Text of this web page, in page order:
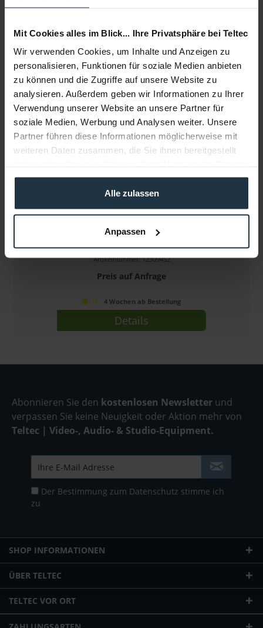
Mit Cookies alles im Blick... Ihre Privatsphäre bei Teltec
Wir verwenden Cookies, um Inhalte und Anzeigen zu
personalisieren, Funktionen für soziale Medien anbieten
zu können und die Zugriffe auf unsere Website zu
analysieren. Außerdem geben wir Informationen zu Ihrer
Verwendung unserer Website an unsere Partner für
soziale Medien, Werbung und Analysen weiter. Unsere
Partner führen diese Informationen möglicherweise mit
weiteren Daten zusammen, die Sie ihnen bereitgestellt
gesammelt haben.
Alle zulassen
Anpassen
Medien
Folgende Infos zum Hersteller sind verfübar......mehr
Weitere Artikel von Cinema Devices ansehen
Cinema Devices Ergorig Classic & Undersling Pro...
Tragesystem für Schulterkameras &...
Artikelnummer: 12309452
Preis auf Anfrage
4 Wochen ab Bestellung
Details
Abonnieren Sie den kostenlosen Newsletter und
verpassen Sie keine Neuigkeit oder Aktion mehr von
Teltec | Video-, Audio- & Studio-Equipment.
Der Bestimmung zum Datenschutz stimme ich
zu
SHOP INFORMATIONEN
ÜBER TELTEC
TELTEC VOR ORT